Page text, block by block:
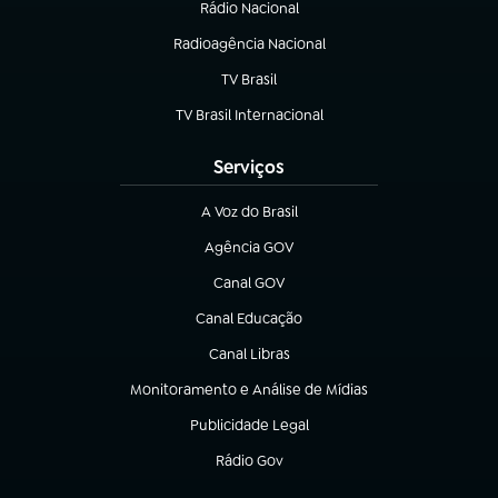
Rádio Nacional
Radioagência Nacional
(abre em nova aba)
TV Brasil
(abre em nova aba)
TV Brasil Internacional
(abre em nova aba)
Serviços
A Voz do Brasil
(abre em nova aba)
Agência GOV
(abre em nova aba)
Canal GOV
(abre em nova aba)
Canal Educação
(abre em nova aba)
Canal Libras
(abre em nova aba)
Monitoramento e Análise de Mídias
(abre em nova aba)
Publicidade Legal
(abre em nova aba)
Rádio Gov
(abre em nova aba)